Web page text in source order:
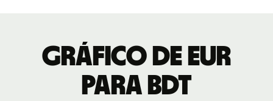
Gráfico de EUR
para BDT